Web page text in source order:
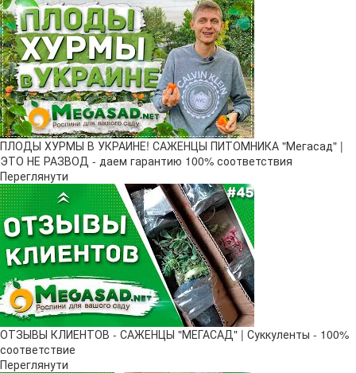
ПЛОДЫ ХУРМЫ В УКРАИНЕ! САЖЕНЦЫ ПИТОМНИКА "Мегасад" |
ЭТО НЕ РАЗВОД - даем гарантию 100% соответствия
Переглянути
ОТЗЫВЫ КЛИЕНТОВ - САЖЕНЦЫ "МЕГАСАД" | Суккуленты - 100%
соответствие
Переглянути